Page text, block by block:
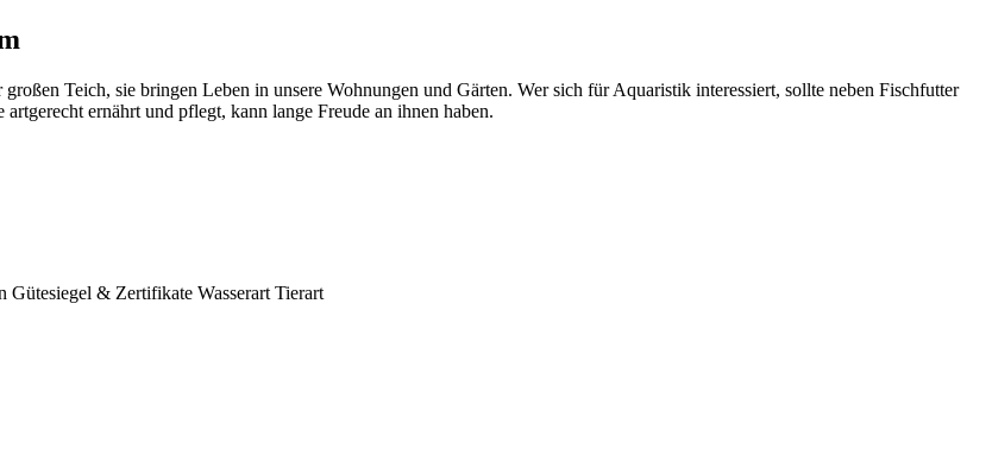
Teich, sie bringen Leben in unsere Wohnungen und Gärten. Wer sich für Aquaristik interessiert, sollte neben Fischfutter
ernährt und pflegt, kann lange Freude an ihnen haben.
Gütesiegel & Zertifikate Wasserart Tierart